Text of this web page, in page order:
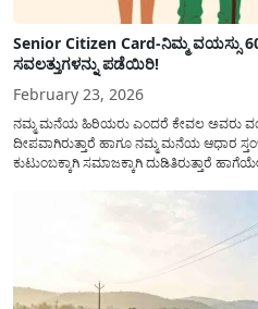
Senior Citizen Card-ನಿಮ್ಮ ವಯಸ್ಸು
ಸವಲತ್ತುಗಳನ್ನು ಪಡೆಯಿರಿ!
February 23, 2026
ನಮ್ಮ ಮನೆಯ ಹಿರಿಯರು ಎಂದರೆ ಕೇವಲ ಅವರು
ದೀಪವಾಗಿರುತ್ತಾರೆ ಹಾಗೂ ನಮ್ಮ ಮನೆಯ ಆಧಾರ
ಕುಟುಂಬಕ್ಕಾಗಿ ಸಮಾಜಕ್ಕಾಗಿ ದುಡಿತಿರುತ್ತಾರೆ